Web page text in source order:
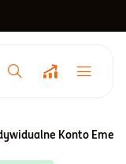
Konto